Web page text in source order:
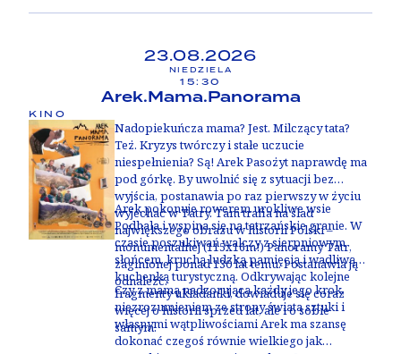
BAFTA-Najlepszy aktor pierwszoplanowy
pierwszoplanowa (Jodie Foster),
Międzynarodowy Festiwal Filmowy w Berlinie -
Srebrny Niedźwiedź dla najlepszego reżysera
(Jonathan Demme)
23.08.2026
NIEDZIELA
15:30
Arek.Mama.Panorama
KINO
Nadopiekuńcza mama? Jest. Milczący tata?
Też. Kryzys twórczy i stałe uczucie
niespełnienia? Są! Arek Pasożyt naprawdę ma
pod górkę. By uwolnić się z sytuacji bez
wyjścia, postanawia po raz pierwszy w życiu
wyjechać w Tatry. Tam trafia na ślad
największego obrazu w historii Polski –
monumentalnej (115x16m!) Panoramy Tatr,
zaginionej ponad 130 lat temu. Postanawia ją
odnaleźć.
Arek pokonuje rowerem urokliwe wsie
Podhala i wspina się na tatrzańskie granie. W
czasie poszukiwań walczy z sierpniowym
słońcem, kruchą ludzką pamięcią i wadliwą
kuchenką turystyczną. Odkrywając kolejne
fragmenty układanki, dowiaduje się coraz
więcej o historii sprzed lat, ale i o sobie
samym.
Czy z mamą nadzorującą każdy jego krok,
niezrozumieniem ze strony świata sztuki i
własnymi wątpliwościami Arek ma szansę
dokonać czegoś równie wielkiego jak